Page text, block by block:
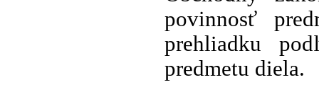
povinnosť
prehliadku
predmetu diela.